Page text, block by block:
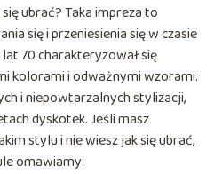
ubrać? Taka impreza to
się i przeniesienia się w czasie
70 charakteryzował się
kolorami i odważnymi wzorami.
i niepowtarzalnych stylizacji,
dyskotek. Jeśli masz
stylu i nie wiesz jak się ubrać,
omawiamy: